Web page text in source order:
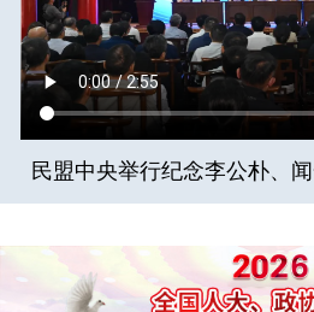
民盟中央举行纪念李公朴、